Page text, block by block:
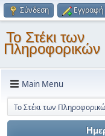
Σύνδεση Εγγραφή
Το Στέκι των
Πληροφορικών
Main Menu
Το Στέκι των